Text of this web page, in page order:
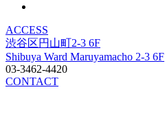
ACCESS
渋谷区円山町2-3 6F
Shibuya Ward Maruyamacho 2-3 6F
03-3462-4420
CONTACT